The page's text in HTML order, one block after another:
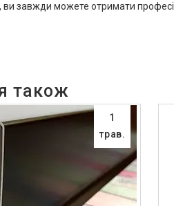
завжди можете отримати
1
трав.